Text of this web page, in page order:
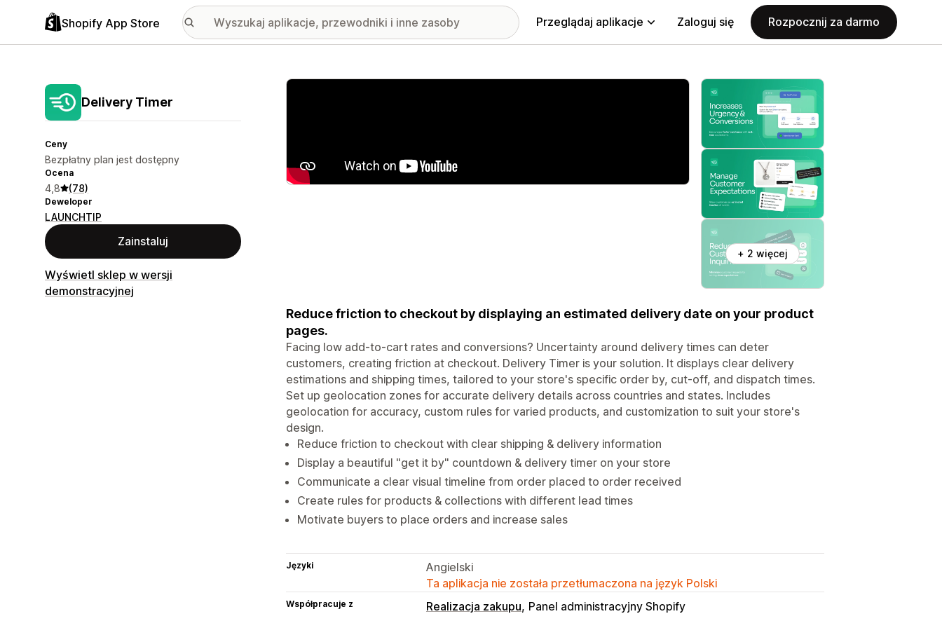
Shopify App Store Przeglądaj aplikacje Zaloguj się Rozpocznij za darmo
Delivery Timer
Ceny
Bezpłatny plan jest dostępny
Ocena
4,8 (78)
Deweloper
LAUNCHTIP
Zainstaluj
Wyświetl sklep w wersji
demonstracyjnej
Wyróżnione obrazy w galerii
+ 2 więcej
Reduce friction to checkout by displaying an estimated delivery date on your product
pages.
Facing low add-to-cart rates and conversions? Uncertainty around delivery times can deter
customers, creating friction at checkout. Delivery Timer is your solution. It displays clear delivery
estimations and shipping times, tailored to your store's specific order by, cut-off, and dispatch times.
Set up geolocation zones for accurate delivery details across countries and states. Includes
geolocation for accuracy, custom rules for varied products, and customization to suit your store's
design.
Reduce friction to checkout with clear shipping & delivery information
Display a beautiful "get it by" countdown & delivery timer on your store
Communicate a clear visual timeline from order placed to order received
Create rules for products & collections with different lead times
Motivate buyers to place orders and increase sales
Języki
Angielski
Ta aplikacja nie została przetłumaczona na język Polski
Współpracuje z Realizacja zakupu Panel administracyjny Shopify